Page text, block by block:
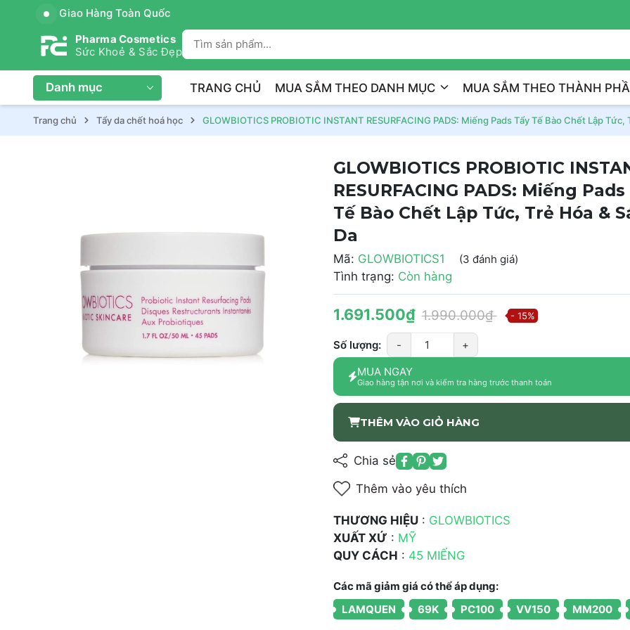
Giao Hàng Toàn Quốc
Pharma Cosmetics
Sức Khoẻ & Sắc Đẹp
Danh mục TRANG CHỦ MUA SẮM THEO DANH MỤC MUA SẮM THEO THÀNH
Trang chủ Tẩy da chết hoá học GLOWBIOTICS PROBIOTIC INSTANT RESURFACING PADS: Miếng Pads Tẩy Tế Bào Chết Lập Tức,
GLOWBIOTICS PROBIOTIC
RESURFACING PADS: Miếng Pads
Tế Bào Chết Lập Tức, Trẻ Hóa &
Da
Mã: GLOWBIOTICS1 (3 đánh giá)
Tình trạng: Còn hàng
1.691.500₫ 1.990.000₫ - 15%
Số lượng: - +
MUA NGAY
Giao hàng tận nơi và kiểm tra hàng trước thanh toán
THÊM VÀO GIỎ HÀNG
Chia sẻ
Thêm vào yêu thích
THƯƠNG HIỆU: GLOWBIOTICS
XUẤT XỨ : MỸ
QUY CÁCH : 45 MIẾNG
Các mã giảm giá có thể áp dụng:
LAMQUEN
69K PC100 VV150 MM200